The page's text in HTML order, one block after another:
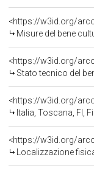
<https://w3id.org/
Misure del bene
<https://w3id.org/
Stato tecnico del
<https://w3id.org/
Italia, Toscana, FI,
<https://w3id.org/
Localizzazione